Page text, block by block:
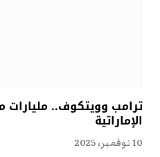
ترامب وويتكوف.. مليارات
الإماراتية
10 نوفمبر، 2025